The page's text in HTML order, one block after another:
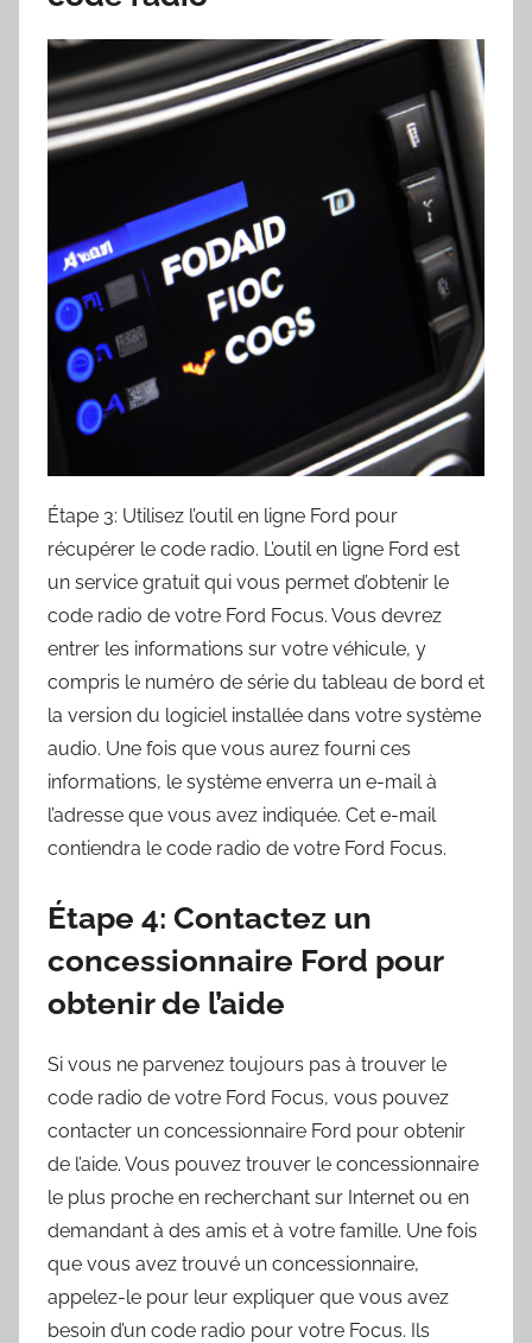
Étape 3: Utilisez l’outil en ligne Ford pour
récupérer le code radio. L’outil en ligne Ford est
un service gratuit qui vous permet d’obtenir le
code radio de votre Ford Focus. Vous devrez
entrer les informations sur votre véhicule, y
compris le numéro de série du tableau de bord et
la version du logiciel installée dans votre système
audio. Une fois que vous aurez fourni ces
informations, le système enverra un e-mail à
l’adresse que vous avez indiquée. Cet e-mail
contiendra le code radio de votre Ford Focus.
Étape 4: Contactez un
concessionnaire Ford pour
obtenir de l’aide
Si vous ne parvenez toujours pas à trouver le
code radio de votre Ford Focus, vous pouvez
contacter un concessionnaire Ford pour obtenir
de l’aide. Vous pouvez trouver le concessionnaire
le plus proche en recherchant sur Internet ou en
demandant à des amis et à votre famille. Une fois
que vous avez trouvé un concessionnaire,
appelez-le pour leur expliquer que vous avez
besoin d’un code radio pour votre Focus. Ils